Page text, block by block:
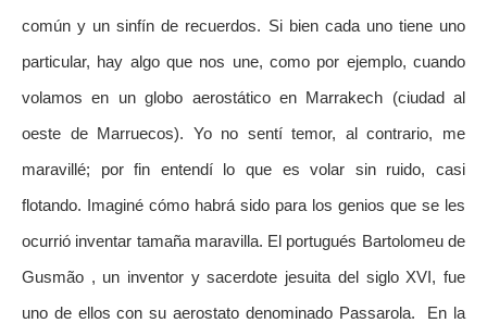
común y un sinfín de recuerdos. Si bien cada uno tiene uno
particular, hay algo que nos une, como por ejemplo, cuando
volamos en un globo aerostático en Marrakech (ciudad al
oeste de Marruecos). Yo no sentí temor, al contrario, me
maravillé; por fin entendí lo que es volar sin ruido, casi
flotando. Imaginé cómo habrá sido para los genios que se les
ocurrió inventar tamaña maravilla. El portugués Bartolomeu de
Gusmão , un inventor y sacerdote jesuita del siglo XVI, fue
uno de ellos con su aerostato denominado Passarola. En la